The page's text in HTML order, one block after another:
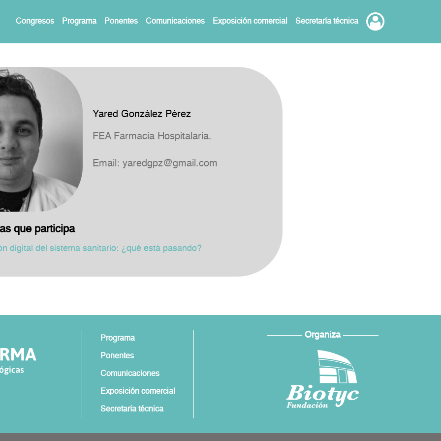
Congresos Programa Ponentes Comunicaciones Exposición comercial Secretaría técnica
Yared González Pérez
FEA Farmacia Hospitalaria.
Email: yaredgpz@gmail.com
que participa
digital del sistema sanitario: ¿qué está pasando?
Programa
Ponentes
Comunicaciones
Exposición comercial
Secretaría técnica
Organiza